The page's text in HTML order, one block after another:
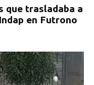
que trasladaba a
en Futrono